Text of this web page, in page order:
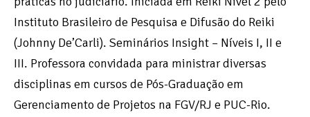
Instituto Brasileiro de Pesquisa e Difusão do Reiki
(Johnny De’Carli). Seminários Insight – Níveis I, II e
III. Professora convidada para ministrar diversas
disciplinas em cursos de Pós-Graduação em
Gerenciamento de Projetos na FGV/RJ e PUC-Rio.